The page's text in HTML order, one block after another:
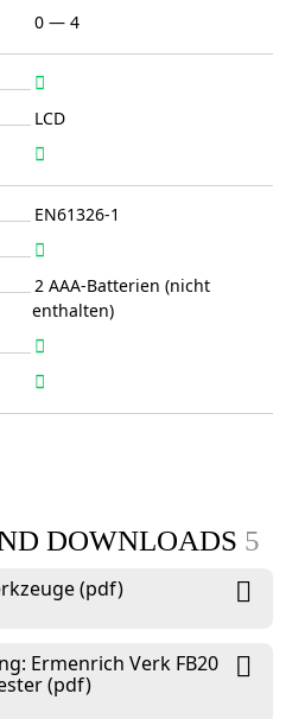
0 — 4
LCD
EN61326-1
2 AAA-Batterien (nicht
enthalten)
DOWNLOADS 5
(pdf)
Ermenrich Verk FB20
(pdf)